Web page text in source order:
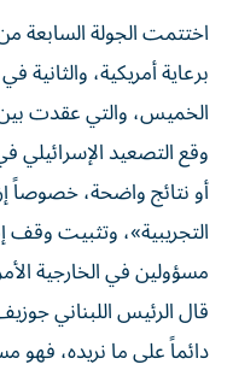
اختتمت الجولة السابعة من
برعاية أمريكية،
وقع التصعيد
أو نتائج واضحة، خصوصاً
التجريبية»، وتثبيت
مسؤولين في الخارجية
قال الرئيس اللبناني
دائماً على ما نريده، فهو